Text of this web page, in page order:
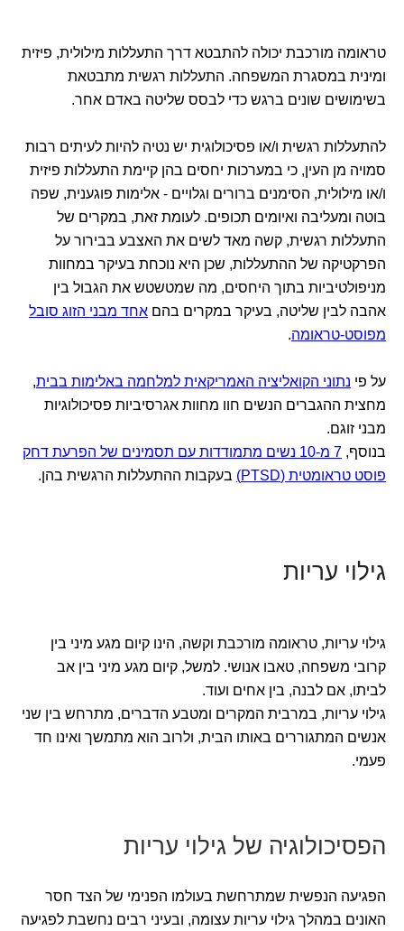
טראומה מורכבת יכולה להתבטא דרך התעללות מילולית, פיזית
ומינית במסגרת המשפחה. התעללות רגשית מתבטאת
בשימושים שונים ברגש כדי לבסס שליטה באדם אחר.
להתעללות רגשית ו/או פסיכולוגית יש נטיה להיות לעיתים רבות
סמויה מן העין, כי במערכות יחסים בהן קיימת התעללות פיזית
ו/או מילולית, הסימנים ברורים וגלויים - אלימות פוגענית, שפה
בוטה ומעליבה ואיומים תכופים. לעומת זאת, במקרים של
התעללות רגשית, קשה מאד לשים את האצבע בבירור על
הפרקטיקה של ההתעללות, שכן היא נוכחת בעיקר במחוות
מניפולטיביות בתוך היחסים, מה שמטשטש את הגבול בין
אהבה לבין שליטה, בעיקר במקרים בהם אחד מבני הזוג סובל
מפוסט-טראומה.
על פי נתוני הקואליציה האמריקאית למלחמה באלימות בבית,
מחצית ההגברים הנשים חוו מחוות אגרסיביות פסיכולוגיות
מבני זוגם.
בנוסף,
7 מ-10 נשים מתמודדות עם תסמינים של הפרעת דחק
פוסט טראומטית (PTSD)
בעקבות ההתעללות הרגשית בהן.
גילוי עריות
גילוי עריות, טראומה מורכבת וקשה, הינו קיום מגע מיני בין
קרובי משפחה, טאבו אנושי. למשל, קיום מגע מיני בין אב
לביתו, אם לבנה, בין אחים ועוד.
גילוי עריות, במרבית המקרים ומטבע הדברים, מתרחש בין שני
אנשים המתגוררים באותו הבית, ולרוב הוא מתמשך ואינו חד
פעמי.
הפסיכולוגיה של גילוי עריות
הפגיעה הנפשית שמתרחשת בעולמו הפנימי של הצד חסר
האונים במהלך גילוי עריות עצומה, ובעיני רבים נחשבת לפגיעה